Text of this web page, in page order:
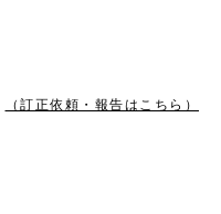
（訂正依頼・報告はこちら）